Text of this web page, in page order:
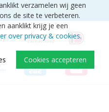
verzamelen wij geen
de site te verbeteren.
aanklikt krijg je een
over privacy & cookies.
Cookies accepteren